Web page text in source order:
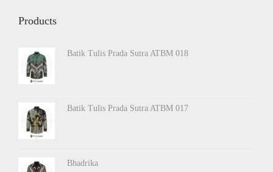
Products
Batik Tulis Prada Sutra ATBM 018
Batik Tulis Prada Sutra ATBM 017
Bhadrika